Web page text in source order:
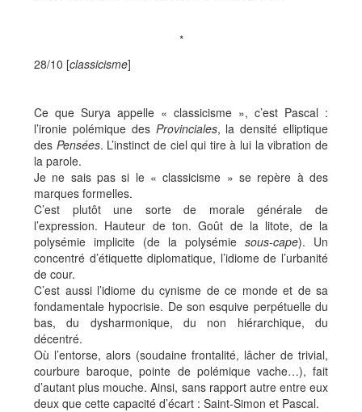
*
28/10 [classicisme]
Ce que Surya appelle « classicisme », c’est Pascal :
l’ironie polémique des Provinciales, la densité elliptique
des Pensées. L’instinct de ciel qui tire à lui la vibration de
la parole.
Je ne sais pas si le « classicisme » se repère à des
marques formelles.
C’est plutôt une sorte de morale générale de
l’expression. Hauteur de ton. Goût de la litote, de la
polysémie implicite (de la polysémie sous-cape). Un
concentré d’étiquette diplomatique, l’idiome de l’urbanité
de cour.
C’est aussi l’idiome du cynisme de ce monde et de sa
fondamentale hypocrisie. De son esquive perpétuelle du
bas, du dysharmonique, du non hiérarchique, du
décentré.
Où l’entorse, alors (soudaine frontalité, lâcher de trivial,
courbure baroque, pointe de polémique vache…), fait
d’autant plus mouche. Ainsi, sans rapport autre entre eux
deux que cette capacité d’écart : Saint-Simon et Pascal.